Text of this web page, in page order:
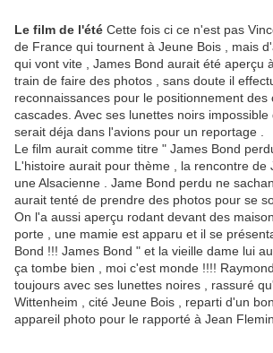
Le film de l'été Cette fois ci ce n'est pas
de France qui tournent à Jeune Bois , mais
qui vont vite , James Bond aurait été aperçu
train de faire des photos , sans doute il
reconnaissances pour le positionnement des
cascades. Avec ses lunettes noirs
serait déja dans l'avions pour un reportage .
Le film aurait comme titre " James Bond
L'histoire aurait pour thème , la rencontre de
une Alsacienne . Jame Bond perdu ne
aurait tenté de prendre des photos pour se
On l'a aussi aperçu rodant devant des
porte , une mamie est apparu et il se
Bond !!! James Bond " et la vieille dame lui
ça tombe bien , moi c'est monde !!!!
toujours avec ses lunettes noires , rassuré
Wittenheim , cité Jeune Bois , reparti d'un
appareil photo pour le rapporté à Jean